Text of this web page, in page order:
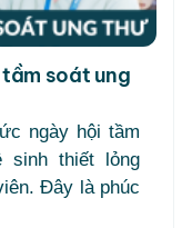
soát ung
ngày hội tầm
sinh thiết lỏng
Đây là phúc